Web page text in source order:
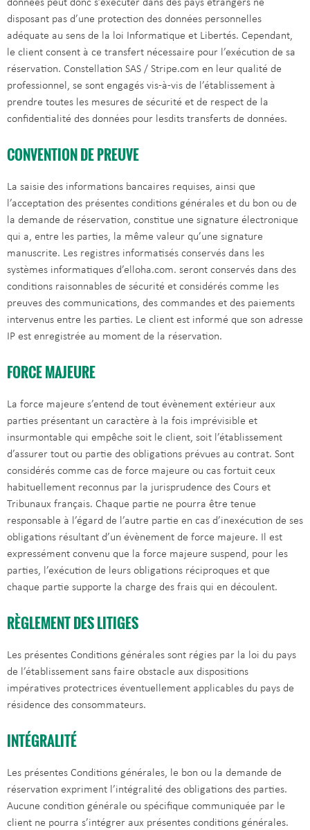
données peut donc s’exécuter dans des pays étrangers ne
disposant pas d’une protection des données personnelles
adéquate au sens de la loi Informatique et Libertés. Cependant,
le client consent à ce transfert nécessaire pour l’exécution de sa
réservation. Constellation SAS / Stripe.com en leur qualité de
professionnel, se sont engagés vis-à-vis de l’établissement à
prendre toutes les mesures de sécurité et de respect de la
confidentialité des données pour lesdits transferts de données.
CONVENTION DE PREUVE
La saisie des informations bancaires requises, ainsi que
l’acceptation des présentes conditions générales et du bon ou de
la demande de réservation, constitue une signature électronique
qui a, entre les parties, la même valeur qu’une signature
manuscrite. Les registres informatisés conservés dans les
systèmes informatiques d’elloha.com. seront conservés dans des
conditions raisonnables de sécurité et considérés comme les
preuves des communications, des commandes et des paiements
intervenus entre les parties. Le client est informé que son adresse
IP est enregistrée au moment de la réservation.
FORCE MAJEURE
La force majeure s’entend de tout évènement extérieur aux
parties présentant un caractère à la fois imprévisible et
insurmontable qui empêche soit le client, soit l’établissement
d’assurer tout ou partie des obligations prévues au contrat. Sont
considérés comme cas de force majeure ou cas fortuit ceux
habituellement reconnus par la jurisprudence des Cours et
Tribunaux français. Chaque partie ne pourra être tenue
responsable à l’égard de l’autre partie en cas d’inexécution de ses
obligations résultant d’un évènement de force majeure. Il est
expressément convenu que la force majeure suspend, pour les
parties, l’exécution de leurs obligations réciproques et que
chaque partie supporte la charge des frais qui en découlent.
RÈGLEMENT DES LITIGES
Les présentes Conditions générales sont régies par la loi du pays
de l’établissement sans faire obstacle aux dispositions
impératives protectrices éventuellement applicables du pays de
résidence des consommateurs.
INTÉGRALITÉ
Les présentes Conditions générales, le bon ou la demande de
réservation expriment l’intégralité des obligations des parties.
Aucune condition générale ou spécifique communiquée par le
client ne pourra s’intégrer aux présentes conditions générales.